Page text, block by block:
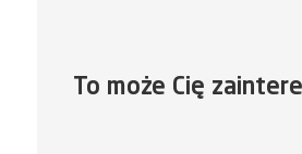
To może Cię